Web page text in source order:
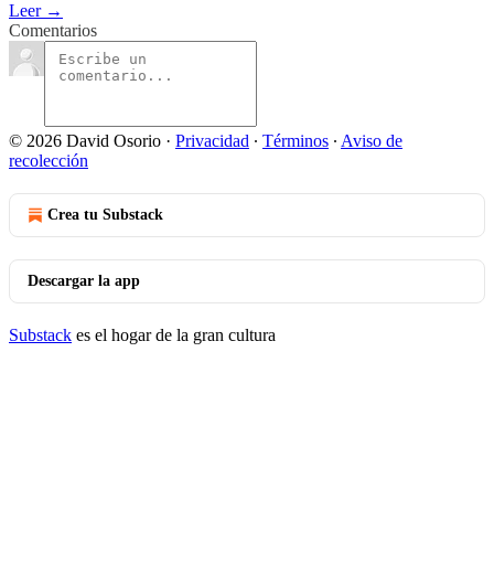
Leer →
Comentarios
© 2026 David Osorio · Privacidad ∙ Términos ∙ Aviso de
recolección
Crea tu Substack
Descargar la app
Substack es el hogar de la gran cultura